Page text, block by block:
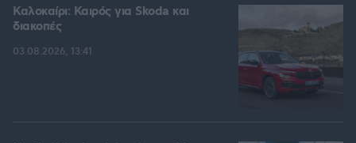
Καλοκαίρι: Καιρός για Skoda και
διακοπές
03.08.2026, 13:41